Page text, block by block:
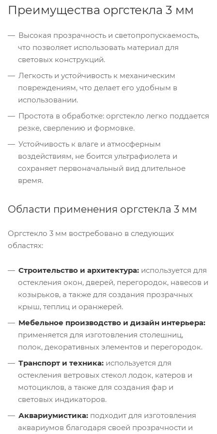
Преимущества оргстекла 3 мм
Высокая прозрачность и светопропускаемость,
что позволяет использовать материал для
световых конструкций.
Легкость и устойчивость к механическим
повреждениям, что делает его удобным в
использовании.
Простота в обработке: оргстекло легко поддается
резке, сверлению и формовке.
Устойчивость к влаге и атмосферным
воздействиям, не боится ультрафиолета и
сохраняет первоначальный вид длительное
время.
Области применения оргстекла 3 мм
Оргстекло 3 мм востребовано в следующих
областях:
Строительство и архитектура: используется для
остекления окон, дверей, перегородок, навесов и
козырьков, а также для создания прозрачных
крыш, теплиц и оранжерей.
Мебельное производство и дизайн интерьера:
применяется для изготовления столешниц,
полок, декоративных элементов и перегородок.
Транспорт и техника: используется для
остекления ветровых стекол лодок, катеров и
мотоциклов, а также для создания фар и
световых индикаторов.
Аквариумистика: подходит для изготовления
аквариумов благодаря своей прозрачности и